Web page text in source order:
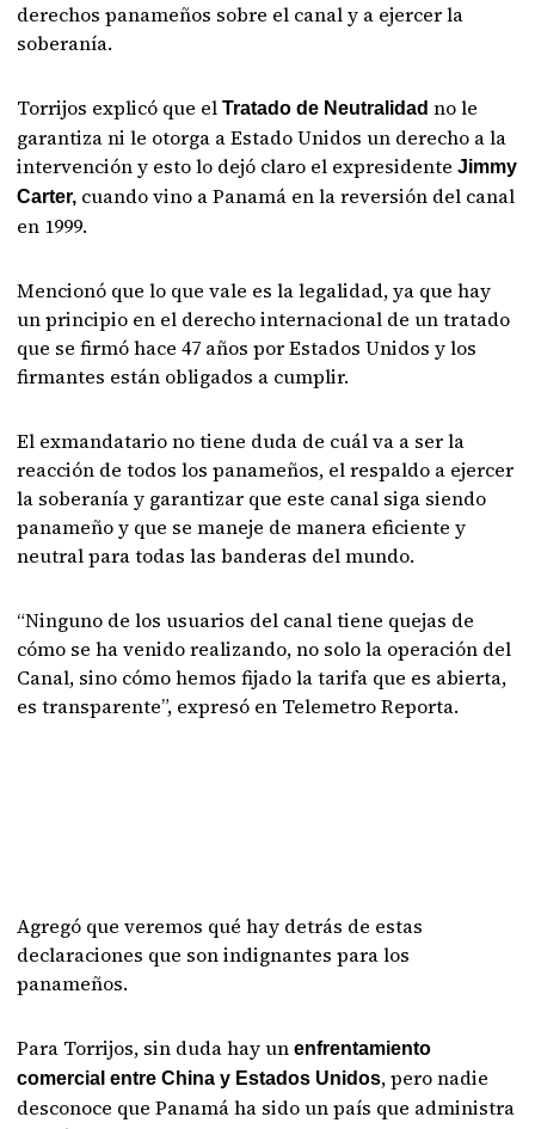
derechos panameños sobre el canal y a ejercer la
soberanía.
Torrijos explicó que elTratado de Neutralidadno le
garantiza ni le otorga a Estado Unidos un derecho a la
intervención y esto lo dejó claro el expresidenteJimmy
Carter, cuando vino a Panamá en la reversión del canal
en 1999.
Mencionó que lo que vale es la legalidad, ya que hay
un principio en el derecho internacional de un tratado
que se firmó hace 47 años por Estados Unidos y los
firmantes están obligados a cumplir.
El exmandatario no tiene duda de cuál va a ser la
reacción de todos los panameños, el respaldo a ejercer
la soberanía y garantizar que este canal siga siendo
panameño y que se maneje de manera eficiente y
neutral para todas las banderas del mundo.
“Ninguno de los usuarios del canal tiene quejas de
cómo se ha venido realizando, no solo la operación del
Canal, sino cómo hemos fijado la tarifa que es abierta,
es transparente”, expresó en Telemetro Reporta.
Agregó que veremos qué hay detrás de estas
declaraciones que son indignantes para los
panameños.
Para Torrijos, sin duda hay unenfrentamiento
comercial entre China y Estados Unidos, pero nadie
desconoce que Panamá ha sido un país que administra